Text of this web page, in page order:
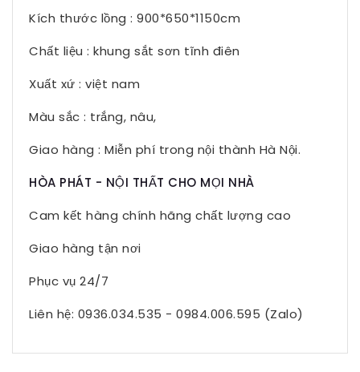
Kích thước lồng : 900*650*1150cm
Chất liệu : khung sắt sơn tĩnh điên
Xuất xứ : việt nam
Màu sắc : trắng, nâu,
Giao hàng : Miễn phí trong nội thành Hà Nội.
HÒA PHÁT - NỘI THẤT CHO MỌI NHÀ
Cam kết hàng chính hãng chất lượng cao
Giao hàng tận nơi
Phục vụ 24/7
Liên hệ: 0936.034.535 - 0984.006.595 (Zalo)